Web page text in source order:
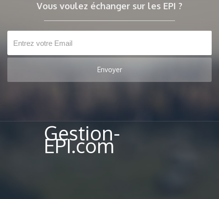
Vous voulez échanger sur les EPI ?
Gestion-
EPI.com